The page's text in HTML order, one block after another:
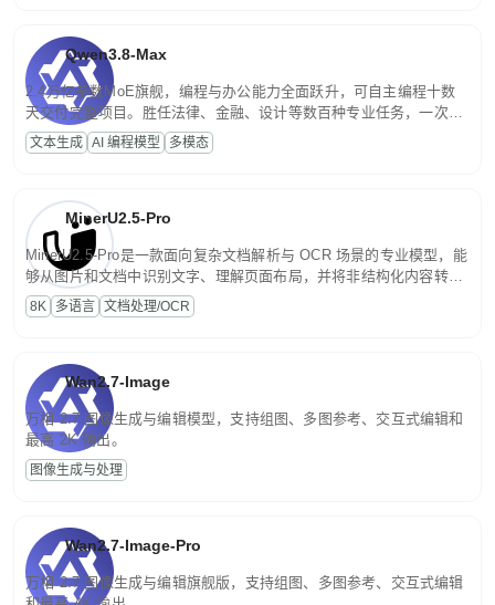
Qwen3.8-Max
2.4万亿参数MoE旗舰，编程与办公能力全面跃升，可自主编程十数
天交付完整项目。胜任法律、金融、设计等数百种专业任务，一次对
话端到端交付生产级成果。原生视觉理解贯穿规划、执行与验证全流
程，支持超长文档与长视频的深度语义解析。长程任务中自主规划与
文本生成 AI 编程模型 多模态
MinerU2.5-Pro
MinerU2.5-Pro是一款面向复杂文档解析与 OCR 场景的专业模型，能
够从图片和文档中识别文字、理解页面布局，并将非结构化内容转换
为便于存储、检索和二次处理的结构化结果。
8K 多语言 文档处理/OCR
Wan2.7-Image
万相 2.7 图像生成与编辑模型，支持组图、多图参考、交互式编辑和
最高 2K 输出。
图像生成与处理
Wan2.7-Image-Pro
万相 2.7 图像生成与编辑旗舰版，支持组图、多图参考、交互式编辑